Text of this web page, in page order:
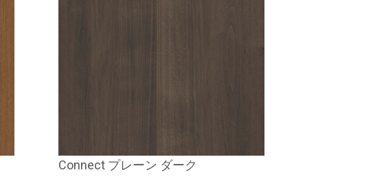
Connect プレーン ダーク